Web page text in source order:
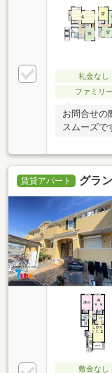
礼金なし
ファミリー
お問合せの
スムーズで
賃貸アパート グラ
敷金なし